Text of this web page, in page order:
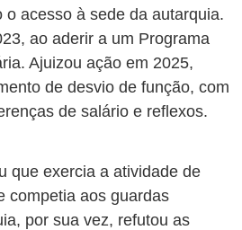
acesso à sede da autarquia.
ao aderir a um Programa
Ajuizou ação em 2025,
de desvio de função, com
de salário e reflexos.
que exercia a atividade de
competia aos guardas
por sua vez, refutou as